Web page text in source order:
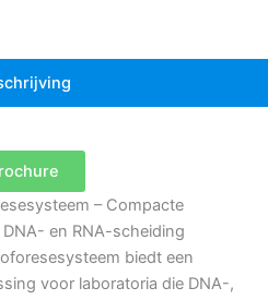
– Compacte
en RNA-scheiding
biedt een
voor laboratoria die DNA-,